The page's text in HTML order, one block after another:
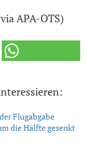
APA-OTS)
Flugabgabe
die Hälfte gesenkt